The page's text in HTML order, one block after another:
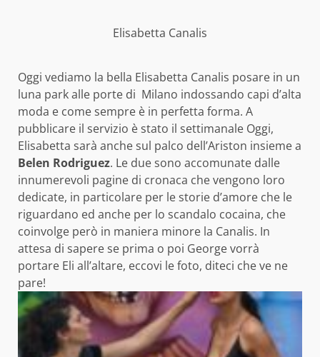
Elisabetta Canalis
Oggi vediamo la bella Elisabetta Canalis posare in un
luna park alle porte di Milano indossando capi d’alta
moda e come sempre è in perfetta forma. A
pubblicare il servizio è stato il settimanale Oggi,
Elisabetta sarà anche sul palco dell’Ariston insieme a
Belen Rodriguez. Le due sono accomunate dalle
innumerevoli pagine di cronaca che vengono loro
dedicate, in particolare per le storie d’amore che le
riguardano ed anche per lo scandalo cocaina, che
coinvolge però in maniera minore la Canalis. In
attesa di sapere se prima o poi George vorrà
portare Eli all’altare, eccovi le foto, diteci che ve ne
pare!